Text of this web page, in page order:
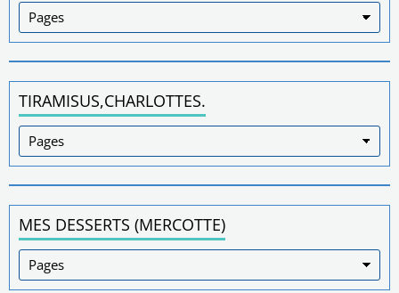
TIRAMISUS,CHARLOTTES.
MES DESSERTS (MERCOTTE)